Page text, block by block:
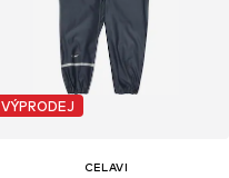
VÝPRODEJ
CELAVI